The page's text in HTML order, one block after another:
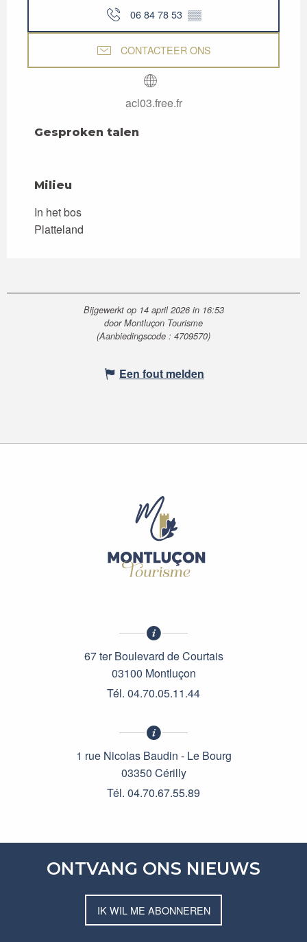
06 84 78 53 ▒▒
CONTACTEER ONS
acl03.free.fr
Gesproken talen
Gesproken talen
Milieu
Milieu
In het bos
Platteland
Bijgewerkt op 14 april 2026 in 16:53
door Montluçon Tourisme
(Aanbiedingscode : 4709570)
Een fout melden
67 ter Boulevard de Courtais
03100 Montluçon
Tél. 04.70.05.11.44
1 rue Nicolas Baudin - Le Bourg
03350 Cérilly
Tél. 04.70.67.55.89
ONTVANG ONS NIEUWS
IK WIL ME ABONNEREN